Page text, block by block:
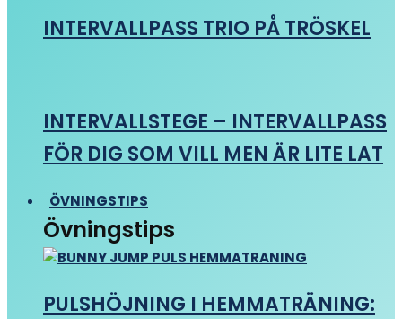
INTERVALLPASS TRIO PÅ TRÖSKEL
INTERVALLSTEGE – INTERVALLPASS
FÖR DIG SOM VILL MEN ÄR LITE LAT
ÖVNINGSTIPS
Övningstips
PULSHÖJNING I HEMMATRÄNING: